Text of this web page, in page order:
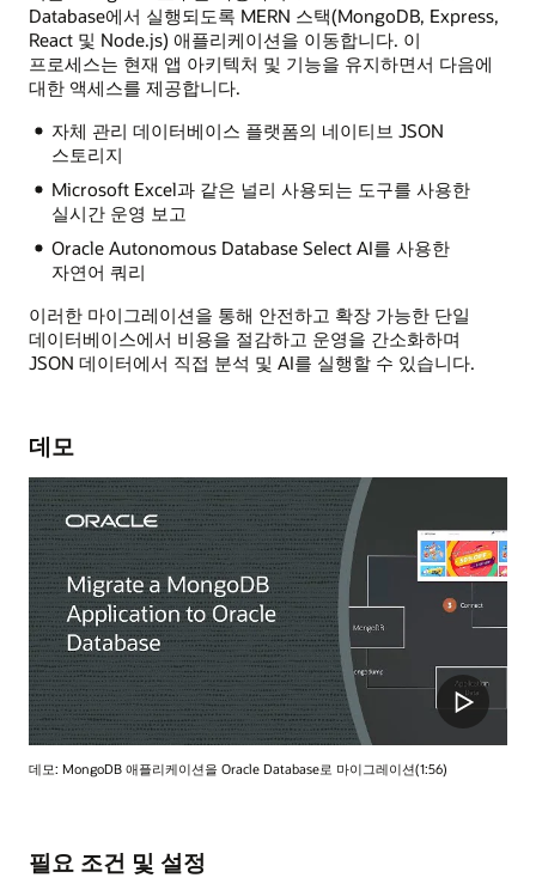
Database에서 실행되도록 MERN 스택(MongoDB, Express,
React 및 Node.js) 애플리케이션을 이동합니다. 이
프로세스는 현재 앱 아키텍처 및 기능을 유지하면서 다음에
대한 액세스를 제공합니다.
자체 관리 데이터베이스 플랫폼의 네이티브 JSON
스토리지
Microsoft Excel과 같은 널리 사용되는 도구를 사용한
실시간 운영 보고
Oracle Autonomous Database Select AI를 사용한
자연어 쿼리
이러한 마이그레이션을 통해 안전하고 확장 가능한 단일
데이터베이스에서 비용을 절감하고 운영을 간소화하며
JSON 데이터에서 직접 분석 및 AI를 실행할 수 있습니다.
데모
데모: MongoDB 애플리케이션을 Oracle Database로 마이그레이션(1:56)
필요 조건 및 설정